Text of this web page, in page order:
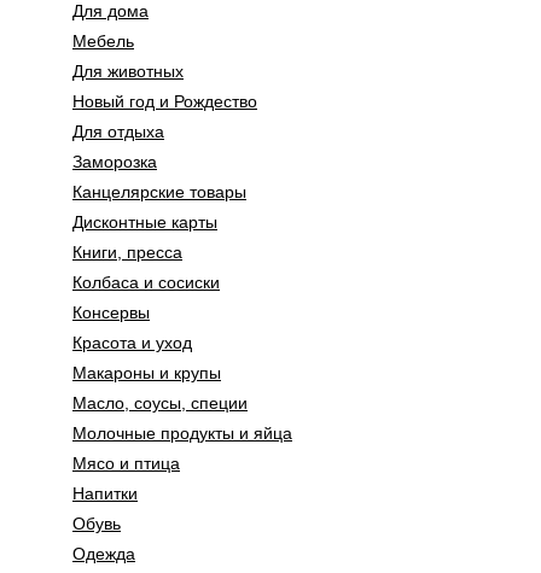
Для дома
Мебель
Для животных
Новый год и Рождество
Для отдыха
Заморозка
Канцелярские товары
Дисконтные карты
Книги, пресса
Колбаса и сосиски
Консервы
Красота и уход
Макароны и крупы
Масло, соусы, специи
Молочные продукты и яйца
Мясо и птица
Напитки
Обувь
Одежда